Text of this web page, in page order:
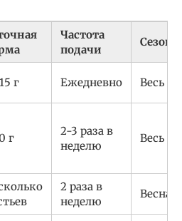
Частота
подачи
г Ежедневно Весь
г
2-3 раза в
неделю
Весь
2 раза в
неделю
Весна-